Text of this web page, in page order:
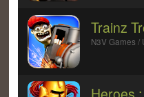
Trainz
N3V Games /